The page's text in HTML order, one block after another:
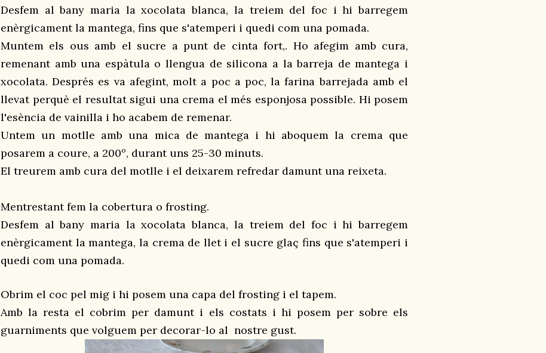
Desfem al bany maria la xocolata blanca, la treiem del foc i hi barregem
enèrgicament la mantega, fins que s'atemperi i quedi com una pomada.
Muntem els ous amb el sucre a punt de cinta fort,. Ho afegim amb cura,
remenant amb una espàtula o llengua de silicona a la barreja de mantega i
xocolata. Després es va afegint, molt a poc a poc, la farina barrejada amb el
llevat perquè el resultat sigui una crema el més esponjosa possible. Hi posem
l'esència de vainilla i ho acabem de remenar.
Untem un motlle amb una mica de mantega i hi aboquem la crema que
posarem a coure, a 200º, durant uns 25-30 minuts.
El treurem amb cura del motlle i el deixarem refredar damunt una reixeta.
Mentrestant fem la cobertura o frosting.
Desfem al bany maria la xocolata blanca, la treiem del foc i hi barregem
enèrgicament la mantega, la crema de llet i el sucre glaç fins que s'atemperi i
quedi com una pomada.
Obrim el coc pel mig i hi posem una capa del frosting i el tapem.
Amb la resta el cobrim per damunt i els costats i hi posem per sobre els
guarniments que volguem per decorar-lo al nostre gust.